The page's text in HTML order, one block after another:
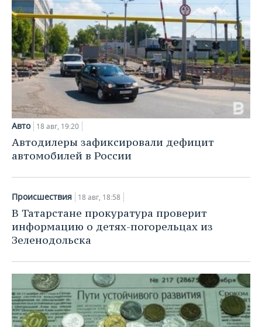
Авто 18 авг, 19:20
Автодилеры зафиксировали дефицит
автомобилей в России
Происшествия 18 авг, 18:58
В Татарстане прокуратура проверит
информацию о детях-погорельцах из
Зеленодольска